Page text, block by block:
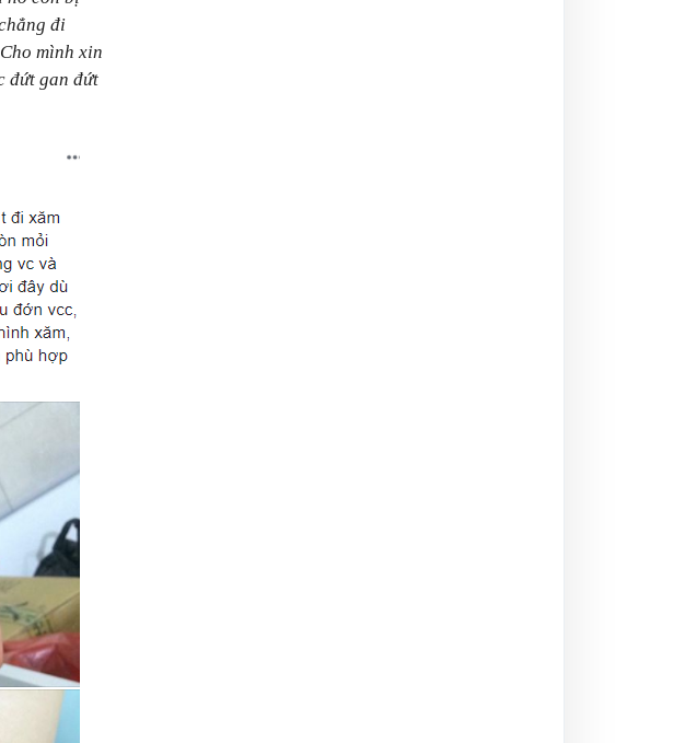
đi
mình xin
đứt gan đứt